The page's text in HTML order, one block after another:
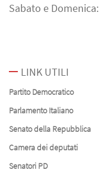
Sabato e Domenica:
LINK UTILI
Partito Democratico
Parlamento Italiano
Senato della Repubblica
Camera dei deputati
Senatori PD